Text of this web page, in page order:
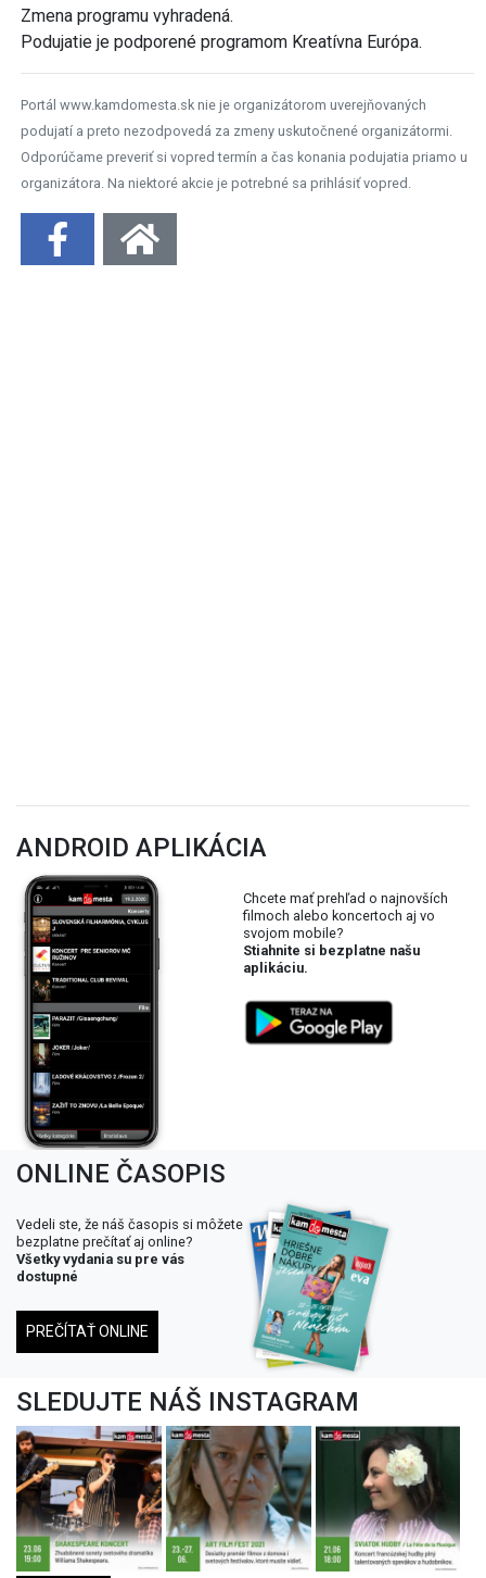
Zmena programu vyhradená.
Podujatie je podporené programom Kreatívna Európa.
Portál www.kamdomesta.sk nie je organizátorom uverejňovaných
podujatí a preto nezodpovedá za zmeny uskutočnené organizátormi.
Odporúčame preveriť si vopred termín a čas konania podujatia priamo u
organizátora. Na niektoré akcie je potrebné sa prihlásiť vopred.
ANDROID APLIKÁCIA
Chcete mať prehľad o najnovších
filmoch alebo koncertoch aj vo
svojom mobile?
Stiahnite si bezplatne našu
aplikáciu.
ONLINE ČASOPIS
Vedeli ste, že náš časopis si môžete
bezplatne prečítať aj online?
Všetky vydania su pre vás
dostupné
PREČÍTAŤ ONLINE
SLEDUJTE NÁŠ INSTAGRAM